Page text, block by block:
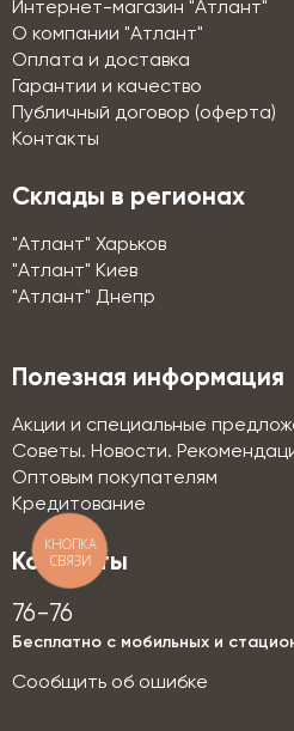
Интернет-магазин "Атлант"
О компании "Атлант"
Оплата и доставка
Гарантии и качество
Публичный договор (оферта)
Контакты
Склады в регионах
"Атлант" Харьков
"Атлант" Киев
"Атлант" Днепр
Полезная информация
Акции и специальные
Советы. Новости.
Оптовым покупателям
Кредитование
Контакты
76-76
Бесплатно с мобильных и
Сообщить об ошибке
КНОПКА
СВЯЗИ